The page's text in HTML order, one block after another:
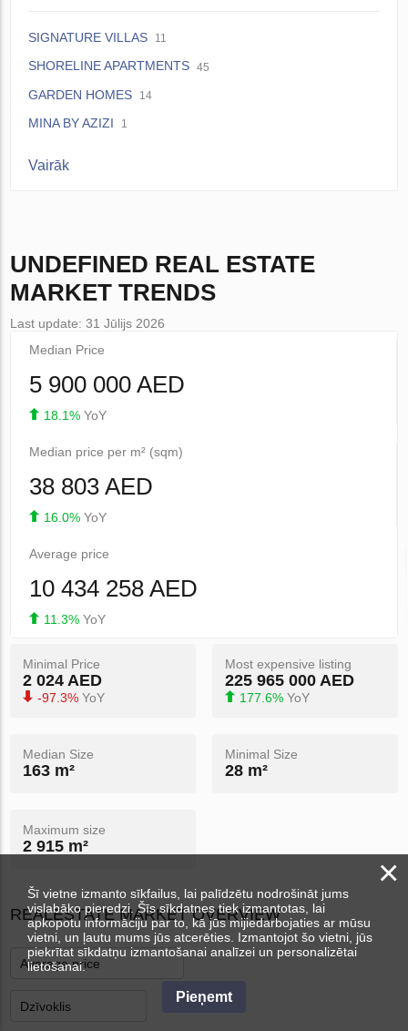
SIGNATURE VILLAS 11
SHORELINE APARTMENTS 45
GARDEN HOMES 14
MINA BY AZIZI 1
Vairāk
UNDEFINED REAL ESTATE
MARKET TRENDS
Last update: 31 Jūlijs 2026
Median Price
5 900 000 AED
18.1% YoY
Median price per m² (sqm)
38 803 AED
16.0% YoY
Average price
10 434 258 AED
11.3% YoY
Minimal Price
2 024 AED
-97.3% YoY
Most expensive listing
225 965 000 AED
177.6% YoY
Median Size
163 m²
Minimal Size
28 m²
Maximum size
2 915 m²
REALESTATE MARKET OVERVIEW
×
Šī vietne izmanto sīkfailus, lai palīdzētu nodrošināt jums
vislabāko pieredzi. Šīs sīkdatnes tiek izmantotas, lai
apkopotu informāciju par to, kā jūs mijiedarbojaties ar mūsu
vietni, un ļautu mums jūs atcerēties. Izmantojot šo vietni, jūs
piekrītat sīkdatņu izmantošanai analīzei un personalizētai
lietošanai.
Pieņemt